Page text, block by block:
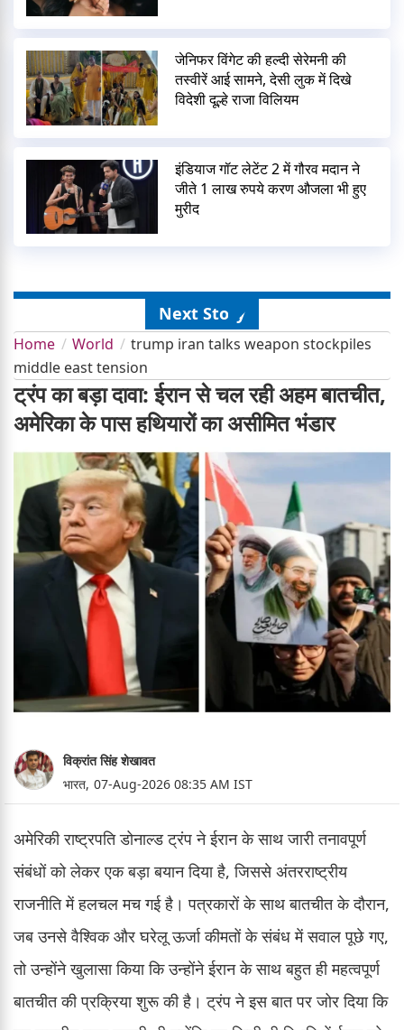
जेनिफर विंगेट की हल्दी सेरेमनी की
तस्वीरें आई सामने, देसी लुक में दिखे
विदेशी दूल्हे राजा विलियम
इंडियाज गॉट लेटेंट 2 में गौरव मदान ने
जीते 1 लाख रुपये करण औजला भी हुए
मुरीद
Next Story
Home World
trump iran talks weapon stockpiles
middle east tension
ट्रंप का बड़ा दावा: ईरान से चल रही अहम बातचीत,
अमेरिका के पास हथियारों का असीमित भंडार
विक्रांत सिंह शेखावत
भारत, 07-Aug-2026 08:35 AM IST
अमेरिकी राष्ट्रपति डोनाल्ड ट्रंप ने ईरान के साथ जारी तनावपूर्ण
संबंधों को लेकर एक बड़ा बयान दिया है, जिससे अंतरराष्ट्रीय
राजनीति में हलचल मच गई है। पत्रकारों के साथ बातचीत के दौरान,
जब उनसे वैश्विक और घरेलू ऊर्जा कीमतों के संबंध में सवाल पूछे गए,
तो उन्होंने खुलासा किया कि उन्होंने ईरान के साथ बहुत ही महत्वपूर्ण
बातचीत की प्रक्रिया शुरू की है। ट्रंप ने इस बात पर जोर दिया कि